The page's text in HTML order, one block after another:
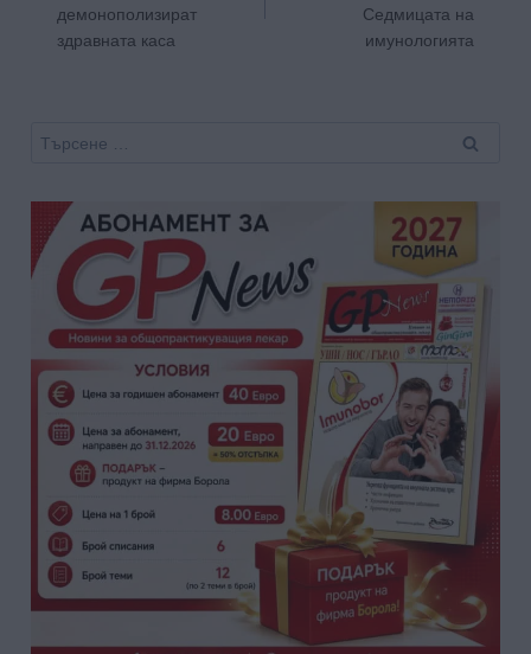
демонополизират
здравната каса
Седмицата на
имунологията
Търсене